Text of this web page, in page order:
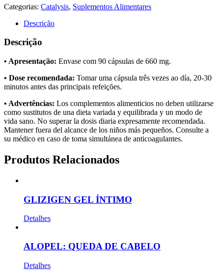
Categorias: Catalysis, Suplementos Alimentares
Descrição
Descrição
• Apresentação: Envase com 90 cápsulas de 660 mg.
• Dose recomendada: Tomar uma cápsula três vezes ao día, 20-30
minutos antes das principais refeições.
• Advertências: Los complementos alimenticios no deben utilizarse
como sustitutos de una dieta variada y equilibrada y un modo de
vida sano. No superar la dosis diaria expresamente recomendada.
Mantener fuera del alcance de los niños más pequeños. Consulte a
su médico en caso de toma simultánea de anticoagulantes.
Produtos Relacionados
GLIZIGEN GEL ÍNTIMO
Detalhes
ALOPEL: QUEDA DE CABELO
Detalhes